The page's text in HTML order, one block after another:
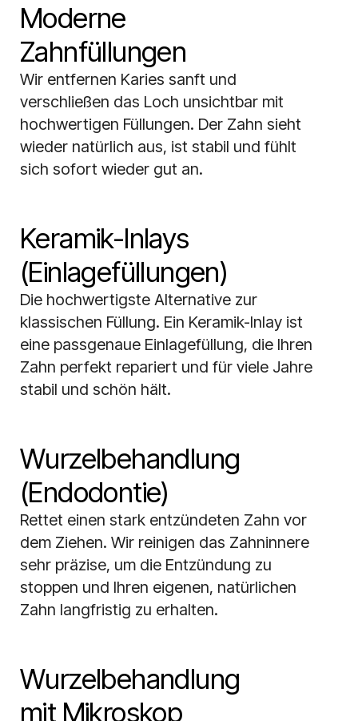
Moderne
Zahnfüllungen
Wir entfernen Karies sanft und
verschließen das Loch unsichtbar mit
hochwertigen Füllungen. Der Zahn sieht
wieder natürlich aus, ist stabil und fühlt
sich sofort wieder gut an.
Keramik-Inlays
(Einlagefüllungen)
Die hochwertigste Alternative zur
klassischen Füllung. Ein Keramik-Inlay ist
eine passgenaue Einlagefüllung, die Ihren
Zahn perfekt repariert und für viele Jahre
stabil und schön hält.
Wurzelbehandlung
(Endodontie)
Rettet einen stark entzündeten Zahn vor
dem Ziehen. Wir reinigen das Zahninnere
sehr präzise, um die Entzündung zu
stoppen und Ihren eigenen, natürlichen
Zahn langfristig zu erhalten.
Wurzelbehandlung
mit Mikroskop